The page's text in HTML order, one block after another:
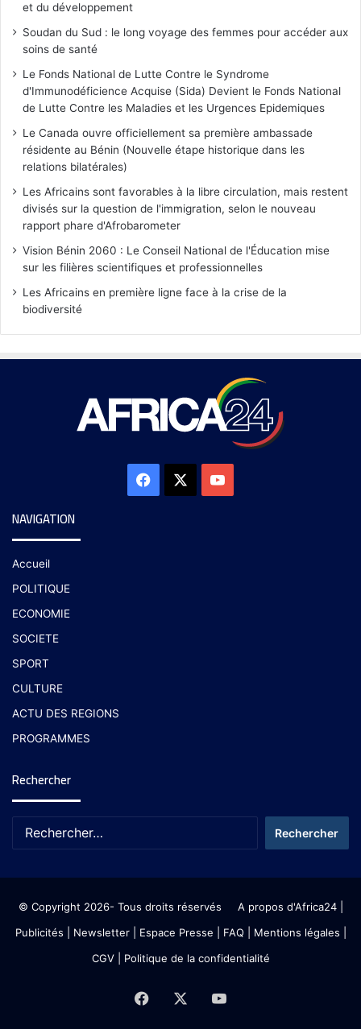
et du développement
Soudan du Sud : le long voyage des femmes pour accéder aux
soins de santé
Le Fonds National de Lutte Contre le Syndrome
d'Immunodéficience Acquise (Sida) Devient le Fonds National
de Lutte Contre les Maladies et les Urgences Epidemiques
Le Canada ouvre officiellement sa première ambassade
résidente au Bénin (Nouvelle étape historique dans les
relations bilatérales)
Les Africains sont favorables à la libre circulation, mais restent
divisés sur la question de l'immigration, selon le nouveau
rapport phare d'Afrobarometer
Vision Bénin 2060 : Le Conseil National de l'Éducation mise
sur les filières scientifiques et professionnelles
Les Africains en première ligne face à la crise de la
biodiversité
NAVIGATION
Accueil
POLITIQUE
ECONOMIE
SOCIETE
SPORT
CULTURE
ACTU DES REGIONS
PROGRAMMES
Rechercher
© Copyright 2026- Tous droits réservés A propos d'Africa24|
Publicités
Newsletter| Espace Presse | FAQ | Mentions légales
CGV| Politique de la confidentialité